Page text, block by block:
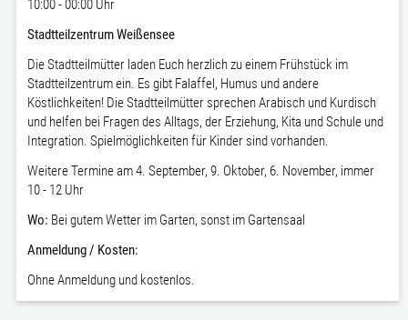
10:00 - 00:00 Uhr
Stadtteilzentrum Weißensee
Die Stadtteilmütter laden Euch herzlich zu einem Frühstück im
Stadtteilzentrum ein. Es gibt Falaffel, Humus und andere
Köstlichkeiten! Die Stadtteilmütter sprechen Arabisch und Kurdisch
und helfen bei Fragen des Alltags, der Erziehung, Kita und Schule und
Integration. Spielmöglichkeiten für Kinder sind vorhanden.
Weitere Termine am 4. September, 9. Oktober, 6. November, immer
10 - 12 Uhr
Wo: Bei gutem Wetter im Garten, sonst im Gartensaal
Anmeldung / Kosten:
Ohne Anmeldung und kostenlos.